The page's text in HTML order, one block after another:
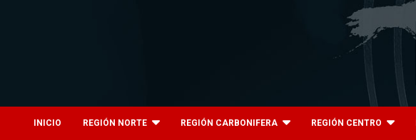
INICIO REGIÓN NORTE REGIÓN CARBONIFERA REGIÓN CENTRO